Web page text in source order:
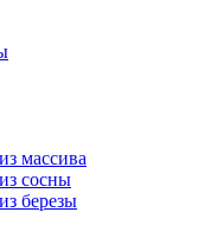
массива
сосны
березы